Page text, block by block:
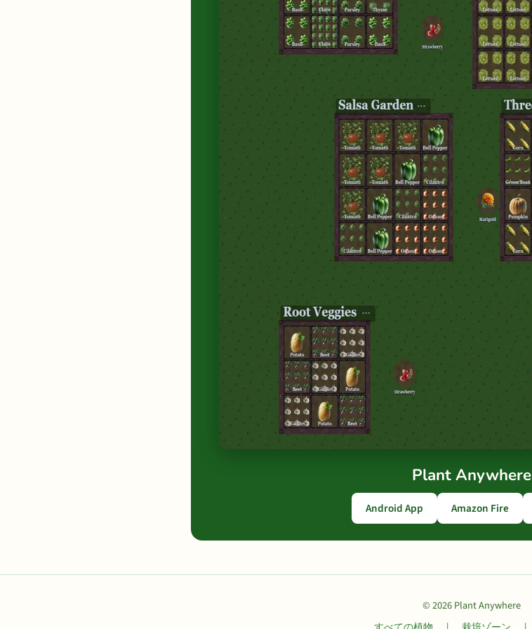
Plant Anywhere
Android App Amazon Fire
© 2026 Plant Anywhere